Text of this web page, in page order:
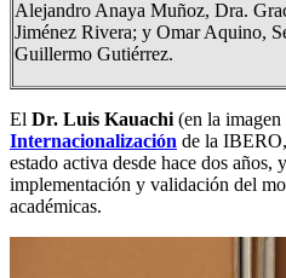
Alejandro Anaya Muñoz, Dra.
Jiménez Rivera; y Omar Aquino,
Guillermo Gutiérrez.
El Dr. Luis Kauachi (en la imagen
Internacionalización de la
estado activa desde hace dos años,
implementación y validación del
académicas.